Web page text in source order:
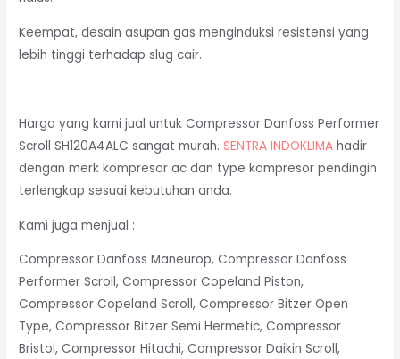
Keempat, desain asupan gas menginduksi resistensi yang
lebih tinggi terhadap slug cair.
Harga yang kami jual untuk Compressor Danfoss Performer
Scroll SH120A4ALC sangat murah.SENTRA INDOKLIMA hadir
dengan merk kompresor ac dan type kompresor pendingin
terlengkap sesuai kebutuhan anda.
Kami juga menjual :
Compressor Danfoss Maneurop, Compressor Danfoss
Performer Scroll, Compressor Copeland Piston,
Compressor Copeland Scroll, Compressor Bitzer Open
Type, Compressor Bitzer Semi Hermetic, Compressor
Bristol, Compressor Hitachi, Compressor Daikin Scroll,